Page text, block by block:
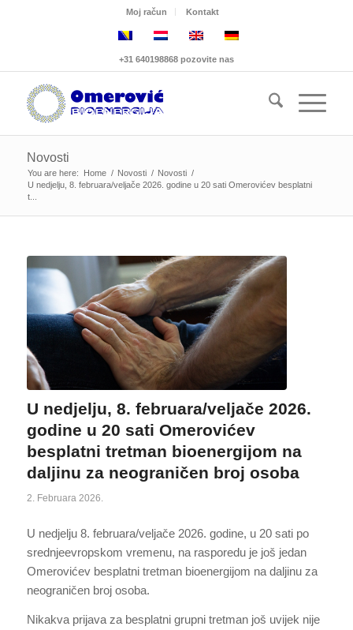
Moj račun Kontakt
+31 640198868 pozovite nas
Novosti
You are here: Home / Novosti / Novosti /
U nedjelju, 8. februara/veljače 2026. godine u 20 sati Omerovićev besplatni
t...
U nedjelju, 8. februara/veljače 2026.
godine u 20 sati Omerovićev
besplatni tretman bioenergijom na
daljinu za neograničen broj osoba
2. Februara 2026.
U nedjelju 8. februara/veljače 2026. godine, u 20 sati po
srednjeevropskom vremenu, na rasporedu je još jedan
Omerovićev besplatni tretman bioenergijom na daljinu za
neograničen broj osoba.
Nikakva prijava za besplatni grupni tretman još uvijek nije